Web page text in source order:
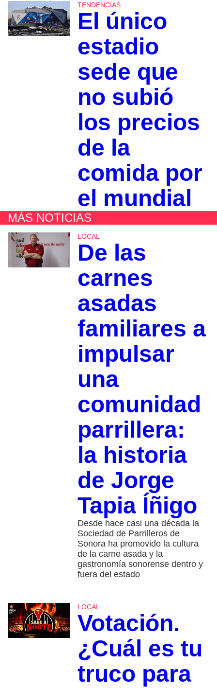
TENDENCIAS
El único
estadio
sede que
no subió
los precios
de la
comida por
el mundial
MÁS NOTICIAS
LOCAL
De las
carnes
asadas
familiares a
impulsar
una
comunidad
parrillera:
la historia
de Jorge
Tapia Íñigo
Desde hace casi una década la
Sociedad de Parrilleros de
Sonora ha promovido la cultura
de la carne asada y la
gastronomía sonorense dentro y
fuera del estado
LOCAL
Votación.
¿Cuál es tu
truco para